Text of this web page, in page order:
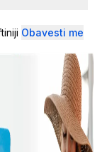
Obavesti me